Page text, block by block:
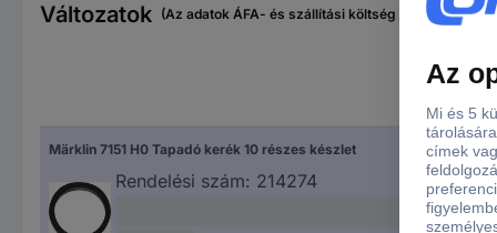
Változatok (Az adatok ÁFA- és szállítási költség nélkül
Märklin 7151 H0 Tapadó kerék 10 részes készlet
Rendelési szám: 214274